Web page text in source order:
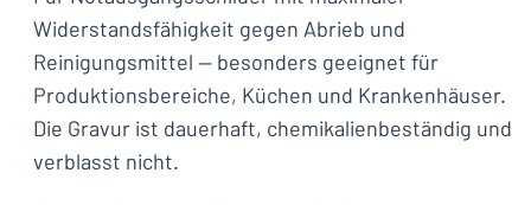
Widerstandsfähigkeit gegen Abrieb und
Reinigungsmittel — besonders geeignet für
Produktionsbereiche, Küchen und Krankenhäuser.
Die Gravur ist dauerhaft, chemikalienbeständig und
verblasst nicht.